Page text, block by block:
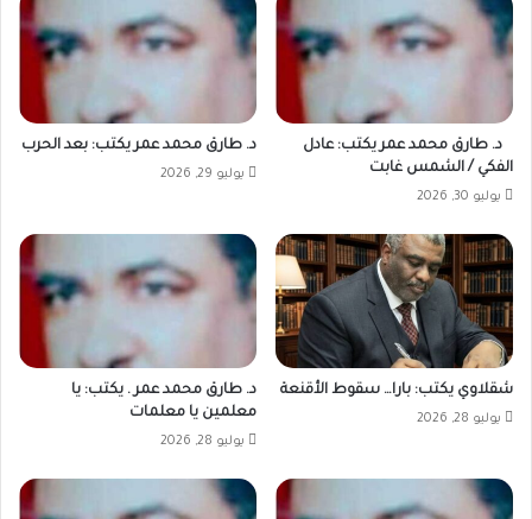
د. طارق محمد عمر يكتب: عادل
الفكي / الشمس غابت
يوليو 30, 2026
د. طارق محمد عمر يكتب: بعد الحرب
يوليو 29, 2026
شقلاوي يكتب: بارا… سقوط الأقنعة
يوليو 28, 2026
د. طارق محمد عمر . يكتب: يا
معلمين يا معلمات
يوليو 28, 2026